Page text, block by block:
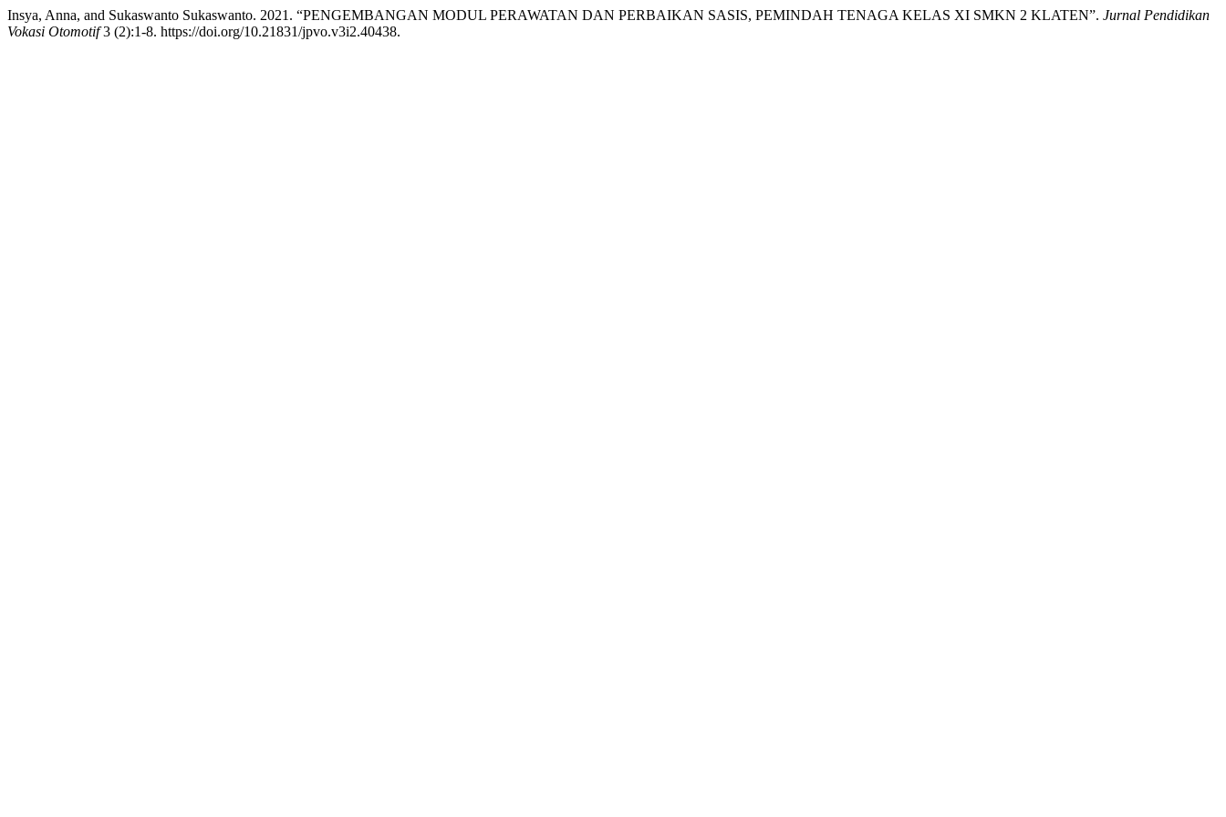
Insya, Anna, and Sukaswanto Sukaswanto. 2021. “PENGEMBANGAN MODUL PERAWATAN DAN PERBAIKAN SASIS, PEMINDAH TENAGA KELAS XI SMKN 2 KLATEN”. Jurnal Pendidikan
Vokasi Otomotif3 (2):1-8. https://doi.org/10.21831/jpvo.v3i2.40438.